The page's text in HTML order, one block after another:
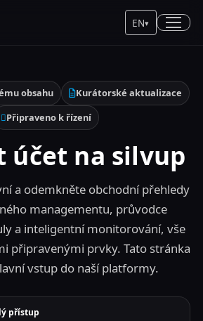
EN▾
obsahu
Kurátorské aktualizace
Připraveno k řízení
účet na silvup
a odemkněte obchodní přehledy
managementu, průvodce
a inteligentní monitorování, vše
připravenými prvky. Tato stránka
vstup do naší platformy.
přístup